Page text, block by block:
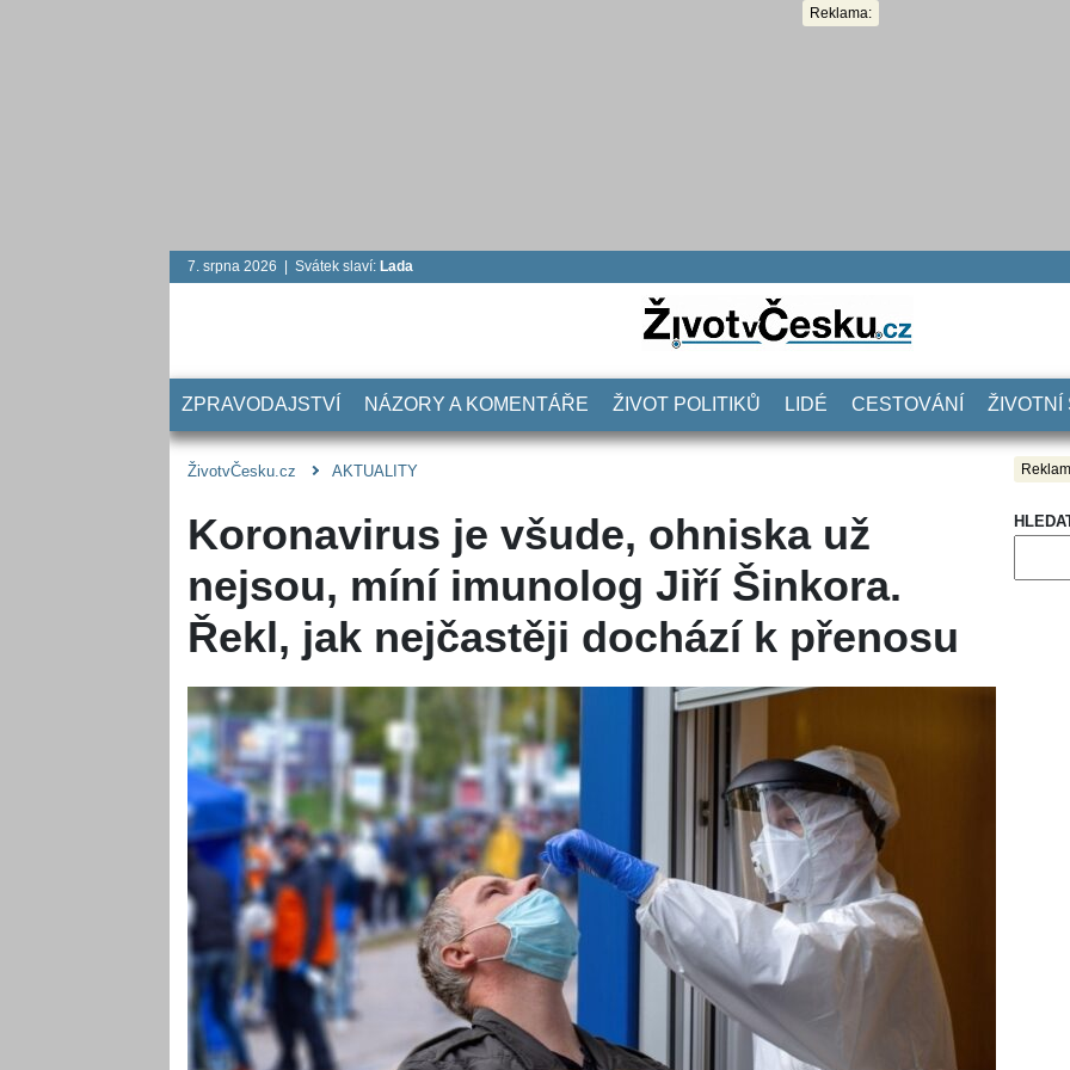
Reklama:
7. srpna 2026 | Svátek slaví: Lada
ZPRAVODAJSTVÍ NÁZORY A KOMENTÁŘE ŽIVOT POLITIKŮ LIDÉ CESTOVÁNÍ ŽIVOTNÍ
ŽivotvČesku.cz AKTUALITY
Koronavirus je všude, ohniska už
nejsou, míní imunolog Jiří Šinkora.
Řekl, jak nejčastěji dochází k přenosu